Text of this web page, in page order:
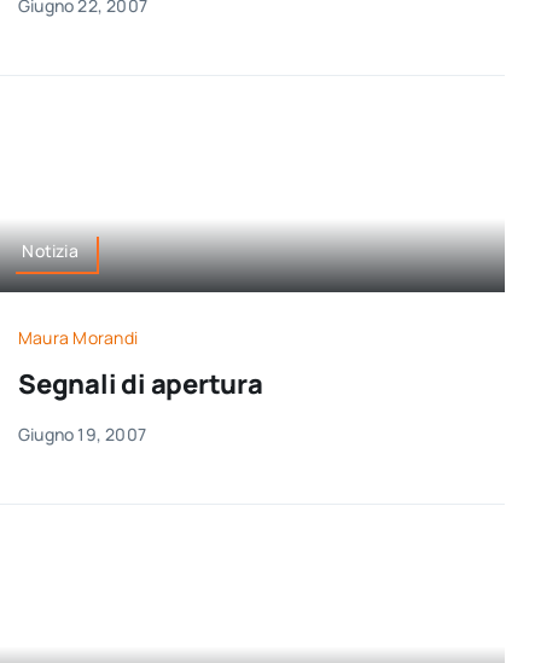
Giugno 22, 2007
Notizia
Maura Morandi
Segnali di apertura
Giugno 19, 2007